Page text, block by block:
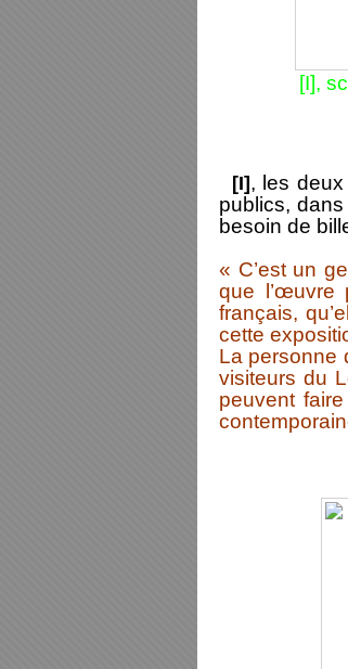
[I],
[I], les
publics,
besoin de
« C’est un
que l’œuvre
français,
cette
La personne
visiteurs du
peuvent